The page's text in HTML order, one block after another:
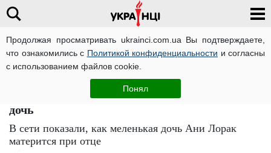
Продолжая просматривать ukrainci.com.ua Вы подтверждаете,
что ознакомились с Политикой конфиденциальности и согласны
с использованием файлов cookie.
Понял
Матерится, как сапожник: бывший муж Ани
Лорак показал, чему научил их 10-летнюю
дочь
В сети показали, как меленькая дочь Ани Лорак
матерится при отце